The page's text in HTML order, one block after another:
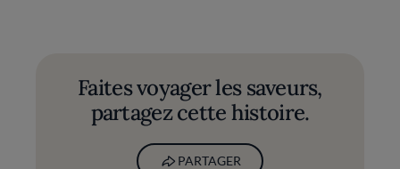
Faites voyager les saveurs,
partagez cette histoire.
PARTAGER